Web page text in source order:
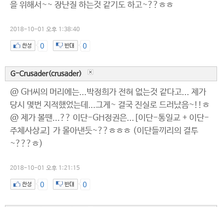
을 위해서~~ 장난질 하는것 같기도 하고~??ㅎㅎ
2018-10-01 오후 1:38:40
0 0
G-Crusader(crusader)
@ GH씨의 머리에는...박정희가 전혀 없는것 같다고... 제가
당시 몇번 지적했었는데...그게~ 결국 진실로 드러났음~!!ㅎ
@ 제가 볼땐...?? 이단-GH정권은...[이단-통일교 + 이단-
주체사상교] 가 몰아낸듯~??ㅎㅎㅎ (이단들끼리의 결투
~???ㅎ)
2018-10-01 오후 1:21:15
0 0